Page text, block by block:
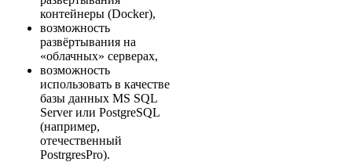
контейнеры (Docker),
возможность
развёртывания на
«облачных» серверах,
возможность
использовать в качестве
базы данных MS SQL
Server или PostgreSQL
(например,
отечественный
PostrgresPro).